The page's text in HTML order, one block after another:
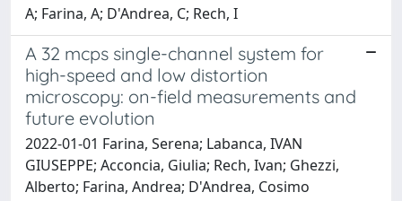
A; Farina, A; D'Andrea, C; Rech, I
A 32 mcps single-channel system for
high-speed and low distortion
microscopy: on-field measurements and
future evolution
2022-01-01 Farina, Serena; Labanca, IVAN
GIUSEPPE; Acconcia, Giulia; Rech, Ivan; Ghezzi,
Alberto; Farina, Andrea; D'Andrea, Cosimo